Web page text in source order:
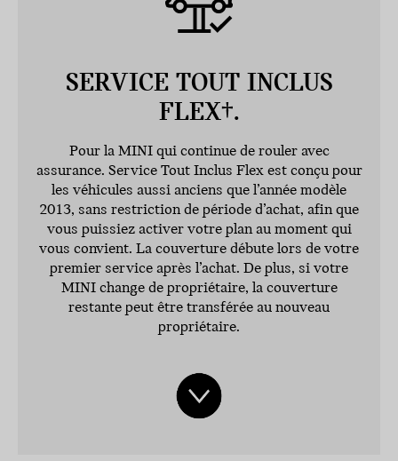
SERVICE TOUT INCLUS
FLEX†.
Pour la MINI qui continue de rouler avec
assurance. Service Tout Inclus Flex est conçu pour
les véhicules aussi anciens que l’année modèle
2013, sans restriction de période d’achat, afin que
vous puissiez activer votre plan au moment qui
vous convient. La couverture débute lors de votre
premier service après l’achat. De plus, si votre
MINI change de propriétaire, la couverture
restante peut être transférée au nouveau
propriétaire.